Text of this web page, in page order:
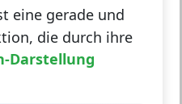
eine gerade und
die durch ihre
Darstellung